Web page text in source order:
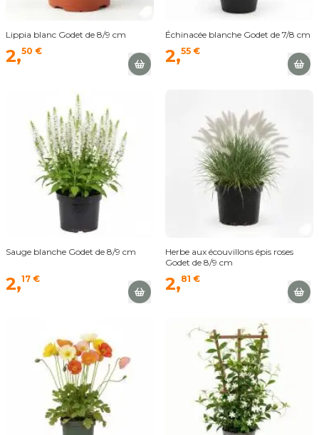
Lippia blanc Godet de 8/9 cm
2,50 €
Échinacée blanche Godet de 7/8 cm
2,55 €
Sauge blanche Godet de 8/9 cm
2,17 €
Herbe aux écouvillons épis roses
Godet de 8/9 cm
2,81 €